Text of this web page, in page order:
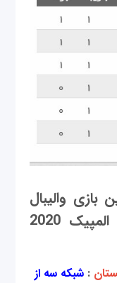
والیبال
ایران و لهستان در مسابقات المپیک‌ 2020
: شبکه سه از